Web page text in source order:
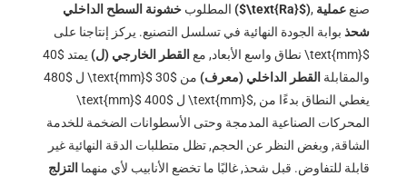
المطلوب خشونة السطح الداخلي ($\text{Ra}$) , صنععملية
شحذ بوابة الجودة النهائية في تسلسل التصنيع. يركز إنتاجنا على
نطاق واسع الأبعاد, مع القطر الخارجي (ل) يمتد
$40 \text{mm}$
ل $480 \text{mm}$ والمقابلة القطر الداخلي (معرف) من
$30
\text{mm}$
ل $400 \text{mm}$, يغطي النطاق بدءًا من
المحركات الصناعية المدمجة وحتى الأسطوانات الضخمة للخدمة
الشاقة, وبغض النظر عن الحجم, تظل متطلبات الدقة النهائية غير
قابلة للتفاوض. قبل شحذ, غالبًا ما تخضع الأنابيب لأي منهما التزلج